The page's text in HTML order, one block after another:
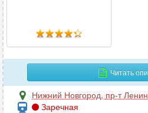
Читать
Нижний Новгород, пр-т
Заречная